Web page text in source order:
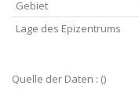
Gebiet
Lage des Epizentrums
Quelle der Daten : ()